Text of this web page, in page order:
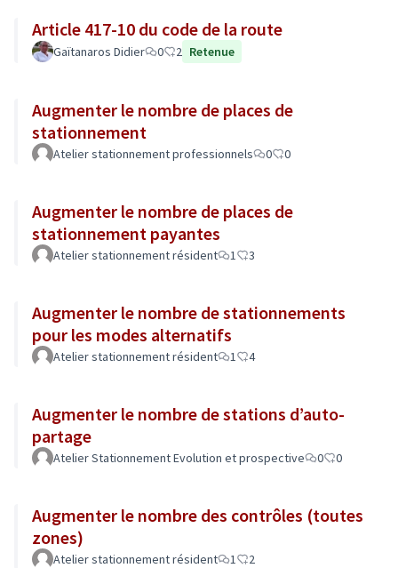
Article 417-10 du code de la route
Gaïtanaros Didier 0 2 Retenue
Augmenter le nombre de places de
stationnement
Atelier stationnement professionnels 0 0
Augmenter le nombre de places de
stationnement payantes
Atelier stationnement résident 1 3
Augmenter le nombre de stationnements
pour les modes alternatifs
Atelier stationnement résident 1 4
Augmenter le nombre de stations d’auto-
partage
Atelier Stationnement Evolution et prospective 0 0
Augmenter le nombre des contrôles (toutes
zones)
Atelier stationnement résident 1 2